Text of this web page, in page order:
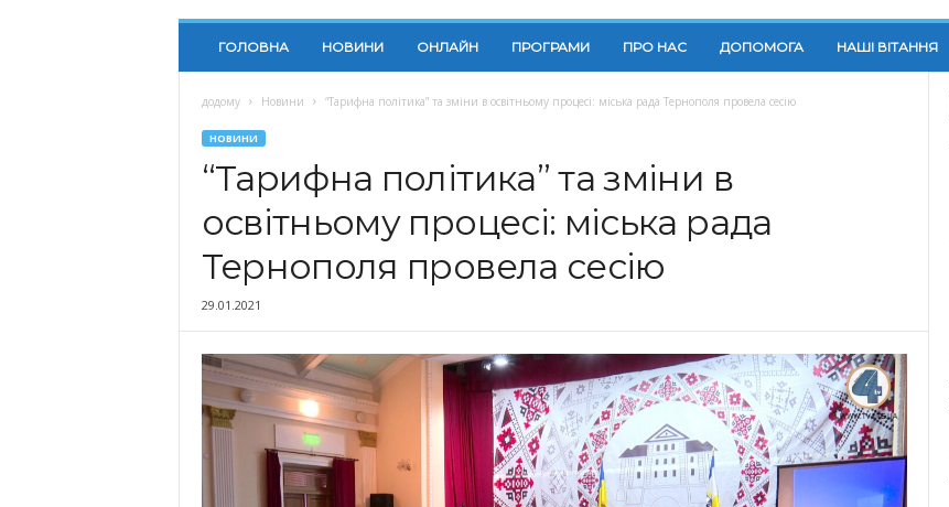
ГОЛОВНА НОВИНИ ОНЛАЙН ПРОГРАМИ ПРО НАС ДОПОМОГА НАШІ ВІТАННЯ
додому Новини “Тарифна політика” та зміни в освітньому процесі: міська рада Тернополя провела сесію
НОВИНИ
“Тарифна політика” та зміни в
освітньому процесі: міська рада
Тернополя провела сесію
29.01.2021